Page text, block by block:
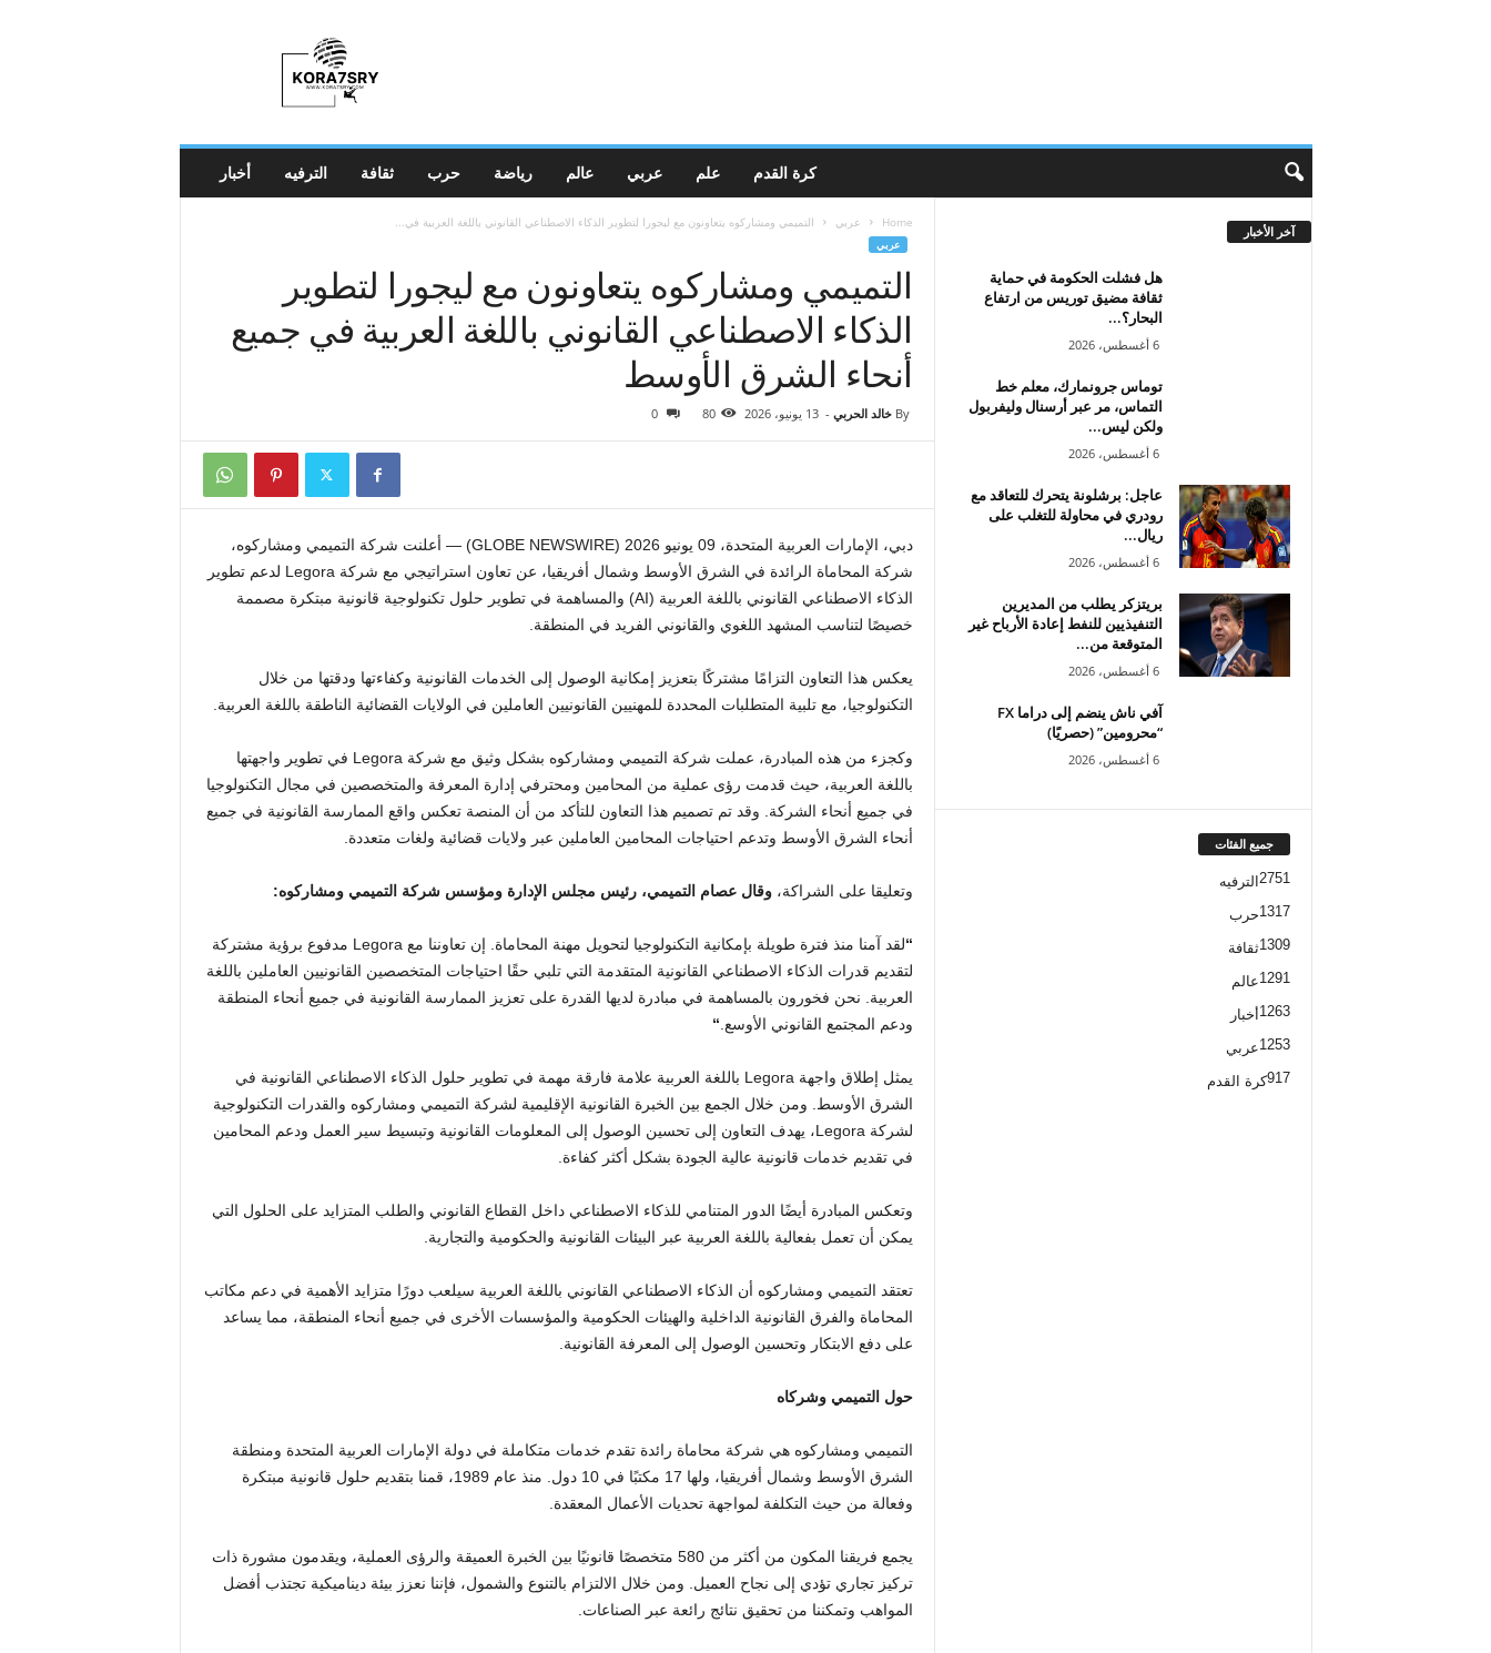
أخبار الترفيه ثقافة حرب رياضة عالم عربي علم كرة القدم
Home عربي التميمي ومشاركوه يتعاونون مع ليجورا لتطوير الذكاء الاصطناعي القانوني باللغة العربية في...
عربي
التميمي ومشاركوه يتعاونون مع ليجورا لتطوير
الذكاء الاصطناعي القانوني باللغة العربية في جميع
أنحاء الشرق الأوسط
By خالد الحربي - 13 يونيو، 2026 80
0
دبي، الإمارات العربية المتحدة، 09 يونيو 2026 (GLOBE NEWSWIRE) — أعلنت شركة التميمي ومشاركوه،
شركة المحاماة الرائدة في الشرق الأوسط وشمال أفريقيا، عن تعاون استراتيجي مع شركة Legora لدعم تطوير
الذكاء الاصطناعي القانوني باللغة العربية (AI) والمساهمة في تطوير حلول تكنولوجية قانونية مبتكرة مصممة
خصيصًا لتناسب المشهد اللغوي والقانوني الفريد في المنطقة.
يعكس هذا التعاون التزامًا مشتركًا بتعزيز إمكانية الوصول إلى الخدمات القانونية وكفاءتها ودقتها من خلال
التكنولوجيا، مع تلبية المتطلبات المحددة للمهنيين القانونيين العاملين في الولايات القضائية الناطقة باللغة العربية.
وكجزء من هذه المبادرة، عملت شركة التميمي ومشاركوه بشكل وثيق مع شركة Legora في تطوير واجهتها
باللغة العربية، حيث قدمت رؤى عملية من المحامين ومحترفي إدارة المعرفة والمتخصصين في مجال التكنولوجيا
في جميع أنحاء الشركة. وقد تم تصميم هذا التعاون للتأكد من أن المنصة تعكس واقع الممارسة القانونية في جميع
أنحاء الشرق الأوسط وتدعم احتياجات المحامين العاملين عبر ولايات قضائية ولغات متعددة.
وتعليقا على الشراكة،وقال عصام التميمي، رئيس مجلس الإدارة ومؤسس شركة التميمي ومشاركوه:
“
لقد آمنا منذ فترة طويلة بإمكانية التكنولوجيا لتحويل مهنة المحاماة. إن تعاوننا مع Legora مدفوع برؤية مشتركة
لتقديم قدرات الذكاء الاصطناعي القانونية المتقدمة التي تلبي حقًا احتياجات المتخصصين القانونيين العاملين باللغة
العربية. نحن فخورون بالمساهمة في مبادرة لديها القدرة على تعزيز الممارسة القانونية في جميع أنحاء المنطقة
ودعم المجتمع القانوني الأوسع. “
يمثل إطلاق واجهة Legora باللغة العربية علامة فارقة مهمة في تطوير حلول الذكاء الاصطناعي القانونية في
الشرق الأوسط. ومن خلال الجمع بين الخبرة القانونية الإقليمية لشركة التميمي ومشاركوه والقدرات التكنولوجية
لشركة Legora، يهدف التعاون إلى تحسين الوصول إلى المعلومات القانونية وتبسيط سير العمل ودعم المحامين
في تقديم خدمات قانونية عالية الجودة بشكل أكثر كفاءة.
وتعكس المبادرة أيضًا الدور المتنامي للذكاء الاصطناعي داخل القطاع القانوني والطلب المتزايد على الحلول التي
يمكن أن تعمل بفعالية باللغة العربية عبر البيئات القانونية والحكومية والتجارية.
تعتقد التميمي ومشاركوه أن الذكاء الاصطناعي القانوني باللغة العربية سيلعب دورًا متزايد الأهمية في دعم مكاتب
المحاماة والفرق القانونية الداخلية والهيئات الحكومية والمؤسسات الأخرى في جميع أنحاء المنطقة، مما يساعد
على دفع الابتكار وتحسين الوصول إلى المعرفة القانونية.
حول التميمي وشركاه
التميمي ومشاركوه هي شركة محاماة رائدة تقدم خدمات متكاملة في دولة الإمارات العربية المتحدة ومنطقة
الشرق الأوسط وشمال أفريقيا، ولها 17 مكتبًا في 10 دول. منذ عام 1989، قمنا بتقديم حلول قانونية مبتكرة
وفعالة من حيث التكلفة لمواجهة تحديات الأعمال المعقدة.
يجمع فريقنا المكون من أكثر من 580 متخصصًا قانونيًا بين الخبرة العميقة والرؤى العملية، ويقدمون مشورة ذات
تركيز تجاري تؤدي إلى نجاح العميل. ومن خلال الالتزام بالتنوع والشمول، فإننا نعزز بيئة ديناميكية تجتذب أفضل
المواهب وتمكننا من تحقيق نتائج رائعة عبر الصناعات.
آخر الأخبار
هل فشلت الحكومة في حماية
ثقافة مضيق توريس من ارتفاع
البحار؟...
6 أغسطس، 2026
توماس جرونمارك، معلم خط
التماس، مر عبر أرسنال وليفربول
ولكن ليس...
6 أغسطس، 2026
عاجل: برشلونة يتحرك للتعاقد مع
رودري في محاولة للتغلب على
ريال...
6 أغسطس، 2026
بريتزكر يطلب من المديرين
التنفيذيين للنفط إعادة الأرباح غير
المتوقعة من...
6 أغسطس، 2026
آفي ناش ينضم إلى دراما FX
“محرومين” (حصريًا)
6 أغسطس، 2026
جميع الفئات
الترفيه 2751
حرب1317
ثقافة1309
عالم1291
أخبار 1263
عربي1253
كرة القدم917